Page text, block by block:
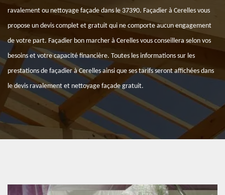
ravalement ou nettoyage façade dans le 37390. Façadier à Cerelles vous
propose un devis complet et gratuit qui ne comporte aucun engagement
de votre part. Façadier bon marcher à Cerelles vous conseillera selon vos
besoins et votre capacité financière. Toutes les informations sur les
prestations de façadier à Cerelles ainsi que ses tarifs seront affichées dans
le devis ravalement et nettoyage façade gratuit.